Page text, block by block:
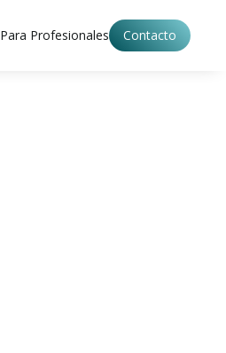
Para Profesionales Contacto